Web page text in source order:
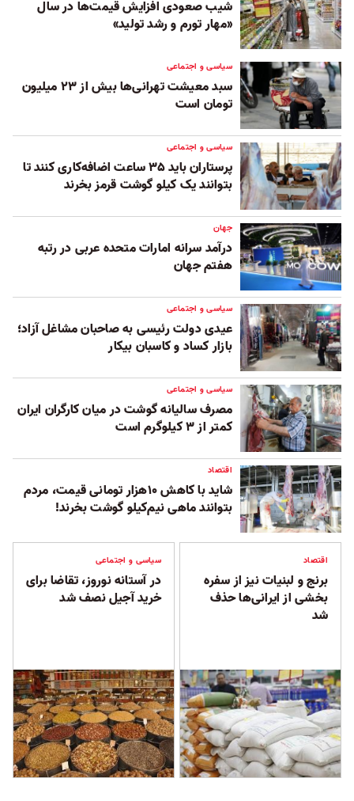
شیب صعودی افزایش قیمت‌ها در سال
«مهار تورم و رشد تولید»
سیاسی و اجتماعی
سبد معیشت تهرانی‌ها بیش از ۲۳ میلیون
تومان است
سیاسی و اجتماعی
پرستاران باید ۳۵ ساعت اضافه‌کاری کنند تا
بتوانند یک کیلو گوشت قرمز بخرند
جهان
درآمد سرانه امارات متحده عربی در رتبه
هفتم جهان
سیاسی و اجتماعی
عیدی دولت رئیسی به صاحبان مشاغل آزاد؛
بازار کساد و کاسبان بیکار
سیاسی و اجتماعی
مصرف سالیانه گوشت در میان کارگران ایران
کمتر از ۳ کیلوگرم است
اقتصاد
شاید با کاهش ۱۰هزار تومانی قیمت، مردم
بتوانند ماهی نیم‌کیلو گوشت بخرند!
اقتصاد
برنج و لبنیات نیز از سفره
بخشی از ایرانی‌ها حذف
شد
سیاسی و اجتماعی
در آستانه نوروز، تقاضا برای
خرید آجیل نصف شد